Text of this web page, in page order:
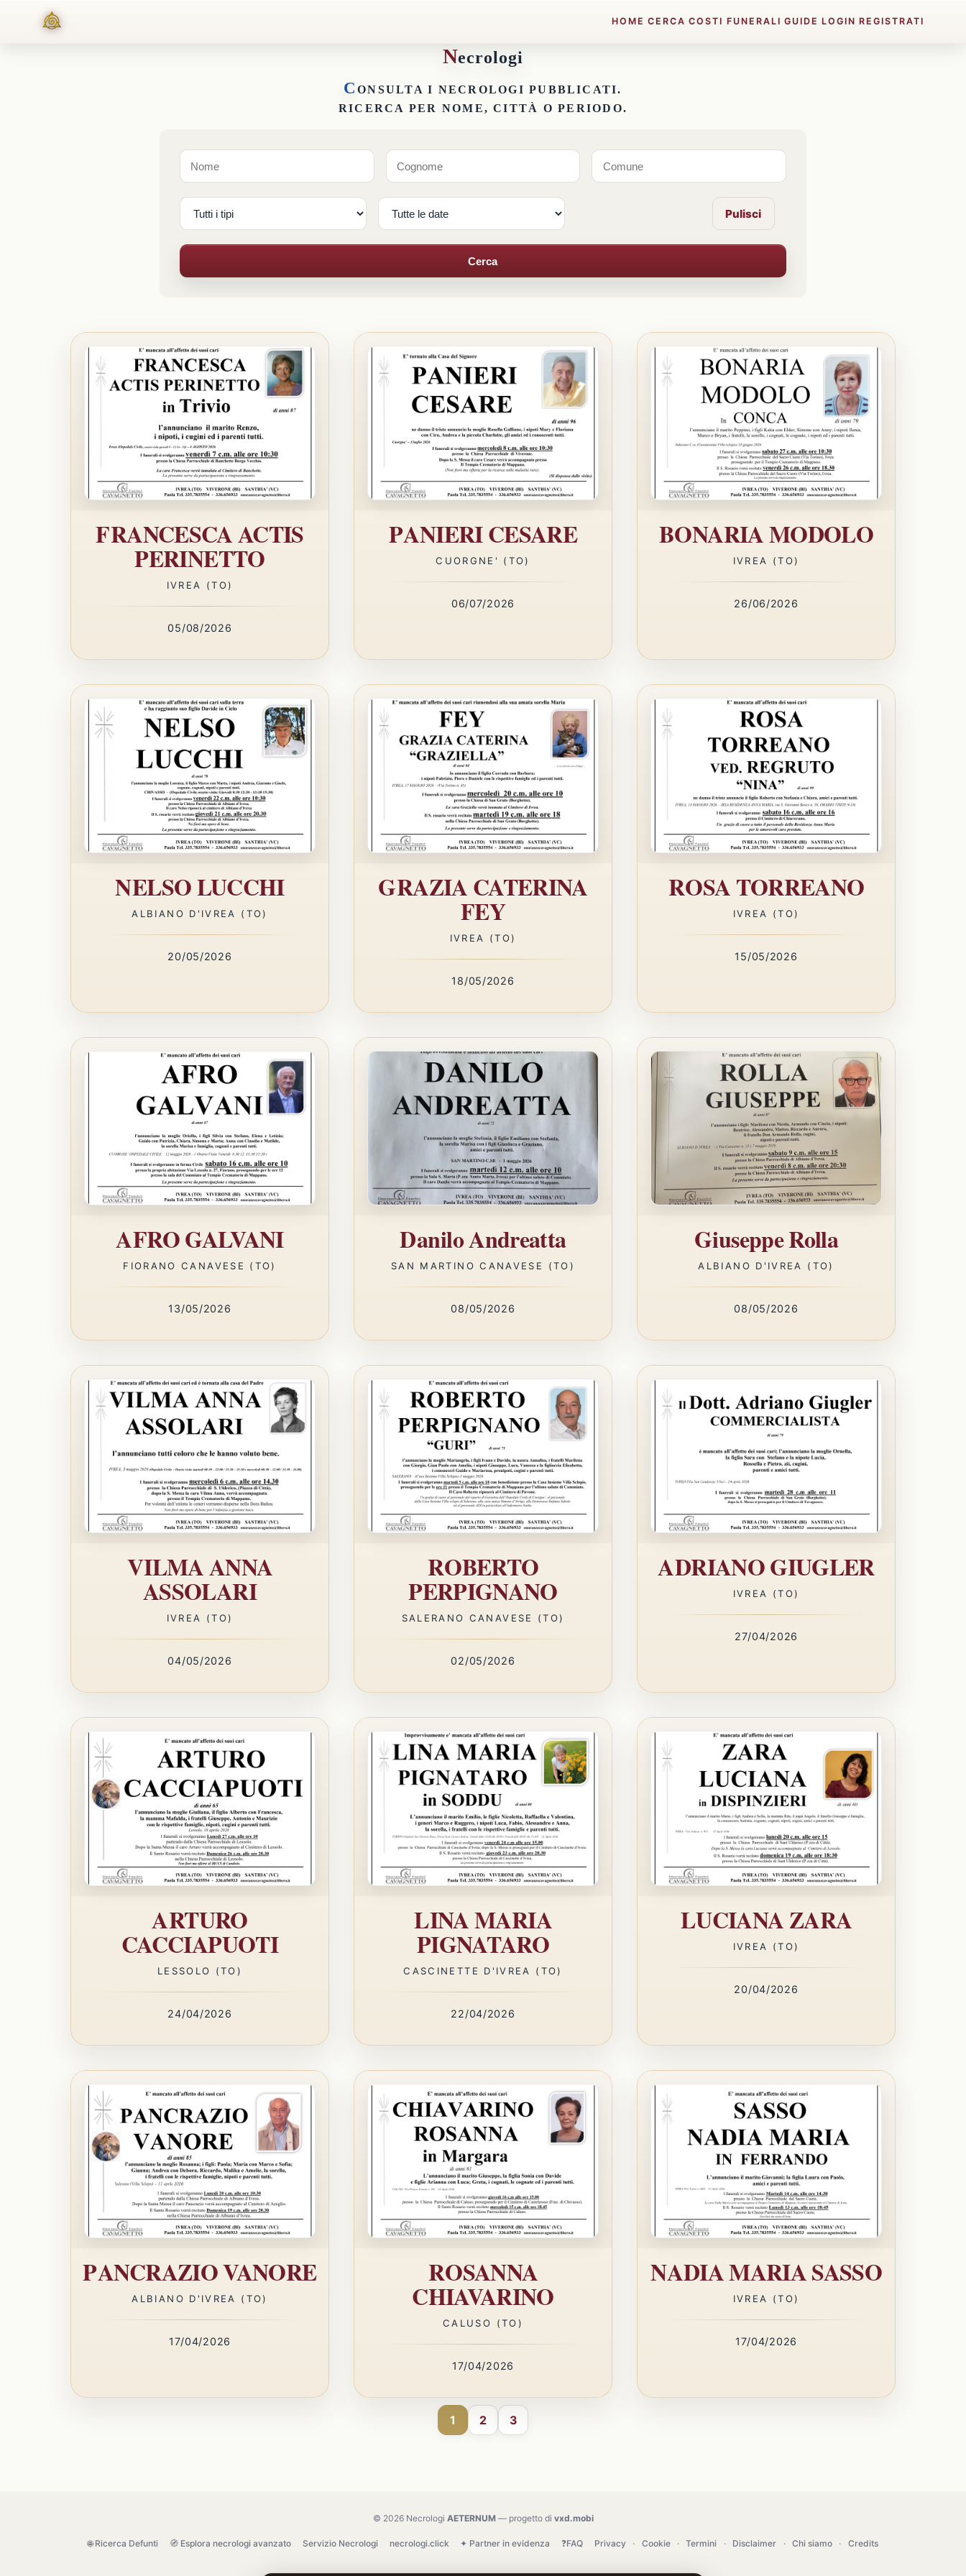
HOME CERCA COSTI FUNERALI GUIDE LOGIN REGISTRATI
Necrologi
C ONSULTA I NECROLOGI PUBBLICATI.
RICERCA PER NOME, CITTÀ O PERIODO.
Pulisci
Cerca
FRANCESCA ACTIS
PERINETTO
IVREA (TO)
05/08/2026
PANIERI CESARE
CUORGNE' (TO)
06/07/2026
BONARIA MODOLO
IVREA (TO)
26/06/2026
NELSO LUCCHI
ALBIANO D'IVREA (TO)
20/05/2026
GRAZIA CATERINA
FEY
IVREA (TO)
18/05/2026
ROSA TORREANO
IVREA (TO)
15/05/2026
AFRO GALVANI
FIORANO CANAVESE (TO)
13/05/2026
Danilo Andreatta
SAN MARTINO CANAVESE (TO)
08/05/2026
Giuseppe Rolla
ALBIANO D'IVREA (TO)
08/05/2026
VILMA ANNA
ASSOLARI
IVREA (TO)
04/05/2026
ROBERTO
PERPIGNANO
SALERANO CANAVESE (TO)
02/05/2026
ADRIANO GIUGLER
IVREA (TO)
27/04/2026
ARTURO
CACCIAPUOTI
LESSOLO (TO)
24/04/2026
LINA MARIA
PIGNATARO
CASCINETTE D'IVREA (TO)
22/04/2026
LUCIANA ZARA
IVREA (TO)
20/04/2026
PANCRAZIO VANORE
ALBIANO D'IVREA (TO)
17/04/2026
ROSANNA
CHIAVARINO
CALUSO (TO)
17/04/2026
NADIA MARIA SASSO
IVREA (TO)
17/04/2026
1 2 3
© 2026 Necrologi AETERNUM— progetto di vxd.mobi
🌐 Ricerca Defunti 🧭 Esplora necrologi avanzato Servizio Necrologi necrologi.click ✦ Partner in evidenza ❓FAQ Privacy · Cookie · Termini · Disclaimer · Chi siamo · Credits